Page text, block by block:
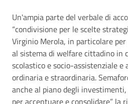
Un'ampia parte del verbale di
“condivisione per le scelte
Virginio Merola, in particolare
al sistema di welfare cittadino in
scolastico e socio-assistenziale
ordinaria e straordinaria.
anche al piano degli